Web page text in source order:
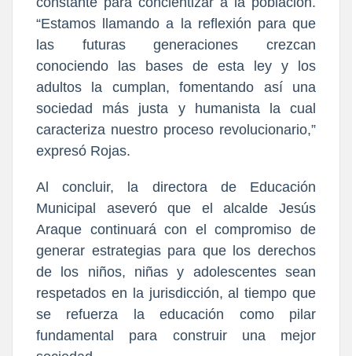
“Estamos llamando a la reflexión para que
las futuras generaciones crezcan
conociendo las bases de esta ley y los
adultos la cumplan, fomentando así una
sociedad más justa y humanista la cual
caracteriza nuestro proceso revolucionario,”
expresó Rojas.
Al concluir, la directora de Educación
Municipal aseveró que el alcalde Jesús
Araque continuará con el compromiso de
generar estrategias para que los derechos
de los niños, niñas y adolescentes sean
respetados en la jurisdicción, al tiempo que
se refuerza la educación como pilar
fundamental para construir una mejor